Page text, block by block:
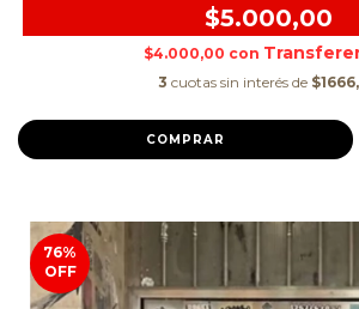
$5.000,00
$4.000,00 con
3 cuotas sin interés de
COMPRAR
76%
OFF